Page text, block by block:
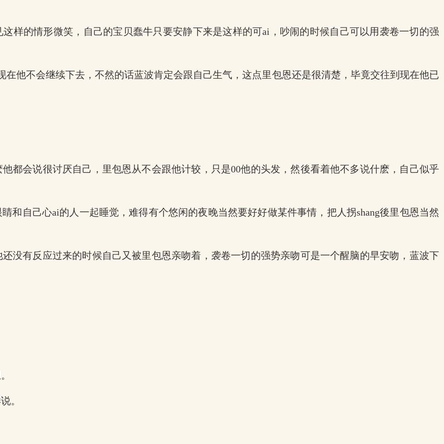
样的情形微笑，自己的宝贝蠢牛只要安静下来是这样的可ai，吵闹的时候自己可以用袭卷一切的强
在他不会继续下去，不然的话蓝波肯定会跟自己生气，这点里包恩还是很清楚，毕竟交往到现在他已
都会说很讨厌自己，里包恩从不会跟他计较，只是00他的头发，然後看着他不多说什麽，自己似乎
和自己心ai的人一起睡觉，难得有个悠闲的夜晚当然要好好做某件事情，把人拐shang後里包恩当然
没有反应过来的时候自己又被里包恩亲吻着，袭卷一切的强势亲吻可是一个醒脑的早安吻，蓝波下
。